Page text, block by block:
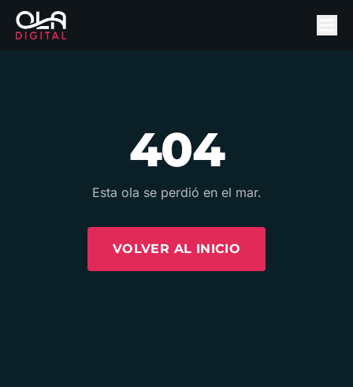
404
Esta ola se perdió en el mar.
VOLVER AL INICIO